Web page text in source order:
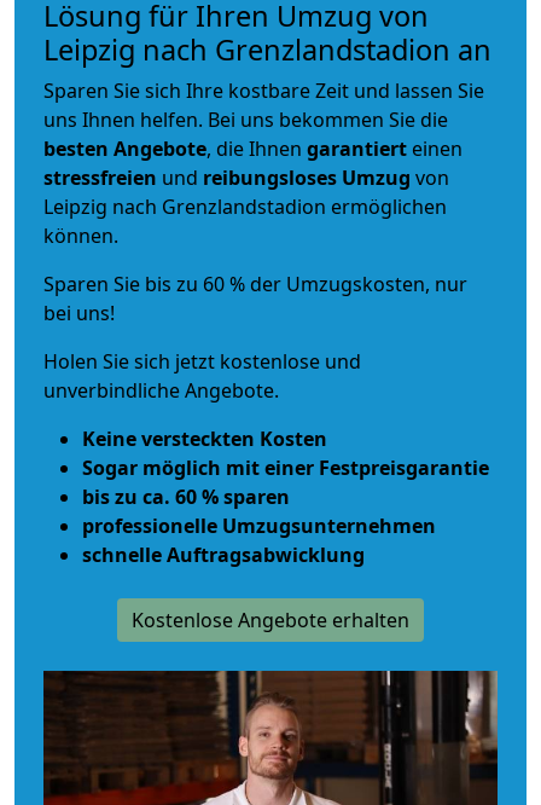
Lösung für Ihren Umzug von
Leipzig nach Grenzlandstadion an
Sparen Sie sich Ihre kostbare Zeit und lassen Sie
uns Ihnen helfen. Bei uns bekommen Sie die
besten Angebote, die Ihnen garantiert einen
stressfreien und reibungsloses Umzug von
Leipzig nach Grenzlandstadion ermöglichen
können.
Sparen Sie bis zu 60 % der Umzugskosten, nur
bei uns!
Holen Sie sich jetzt kostenlose und
unverbindliche Angebote.
Keine versteckten Kosten
Sogar möglich mit einer Festpreisgarantie
bis zu ca. 60 % sparen
professionelle Umzugsunternehmen
schnelle Auftragsabwicklung
Kostenlose Angebote erhalten